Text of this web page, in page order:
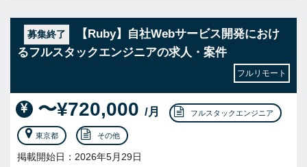
募集終了
【Ruby】自社Webサービス開発におけ
るフルスタックエンジニアの求人・案件
フルリモート
〜¥720,000 /月 フルスタックエンジニア
東京都 その他
掲載開始日：2026年5月29日